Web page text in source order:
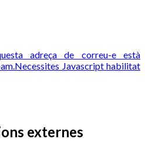
adreça de correu-e està
Javascript habilitat
externes